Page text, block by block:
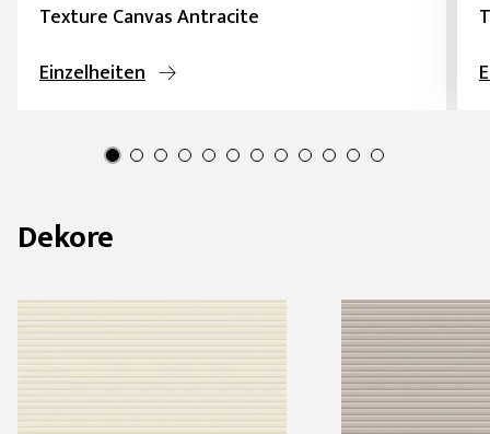
Texture Canvas Antracite
Einzelheiten
Dekore